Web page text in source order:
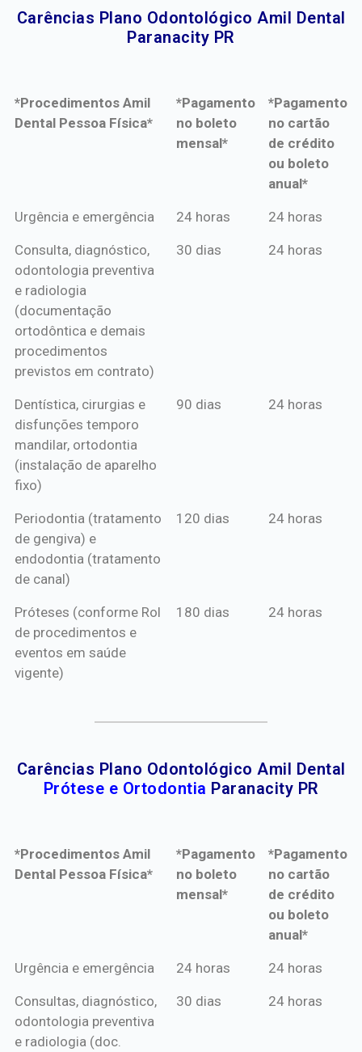
Carências Plano Odontológico Amil Dental
Paranacity PR​
*Procedimentos Amil
Dental Pessoa Física*
*Pagamento
no boleto
mensal*
*Pagamento
no cartão
de crédito
ou boleto
anual*
*Procedimentos Amil
*Pagamento
mensal*
*Pagamento
de crédito
Urgência e emergência 24 horas 24 horas
Consulta, diagnóstico,
odontologia preventiva
e radiologia
(documentação
ortodôntica e demais
procedimentos
previstos em contrato)
30 dias 24 horas
Dentística, cirurgias e
disfunções temporo
mandilar, ortodontia
(instalação de aparelho
fixo)
90 dias 24 horas
Periodontia (tratamento
de gengiva) e
endodontia (tratamento
de canal)
120 dias 24 horas
Próteses (conforme Rol
de procedimentos e
eventos em saúde
vigente)
180 dias 24 horas
Carências Plano Odontológico Amil Dental
Prótese e Ortodontia Paranacity PR
*Procedimentos Amil
Dental Pessoa Física*
*Pagamento
no boleto
mensal*
*Pagamento
no cartão
de crédito
ou boleto
anual*
*Procedimentos Amil
*Pagamento
mensal*
*Pagamento
de crédito
Urgência e emergência 24 horas 24 horas
Consultas, diagnóstico,
odontologia preventiva
e radiologia (doc.
30 dias 24 horas